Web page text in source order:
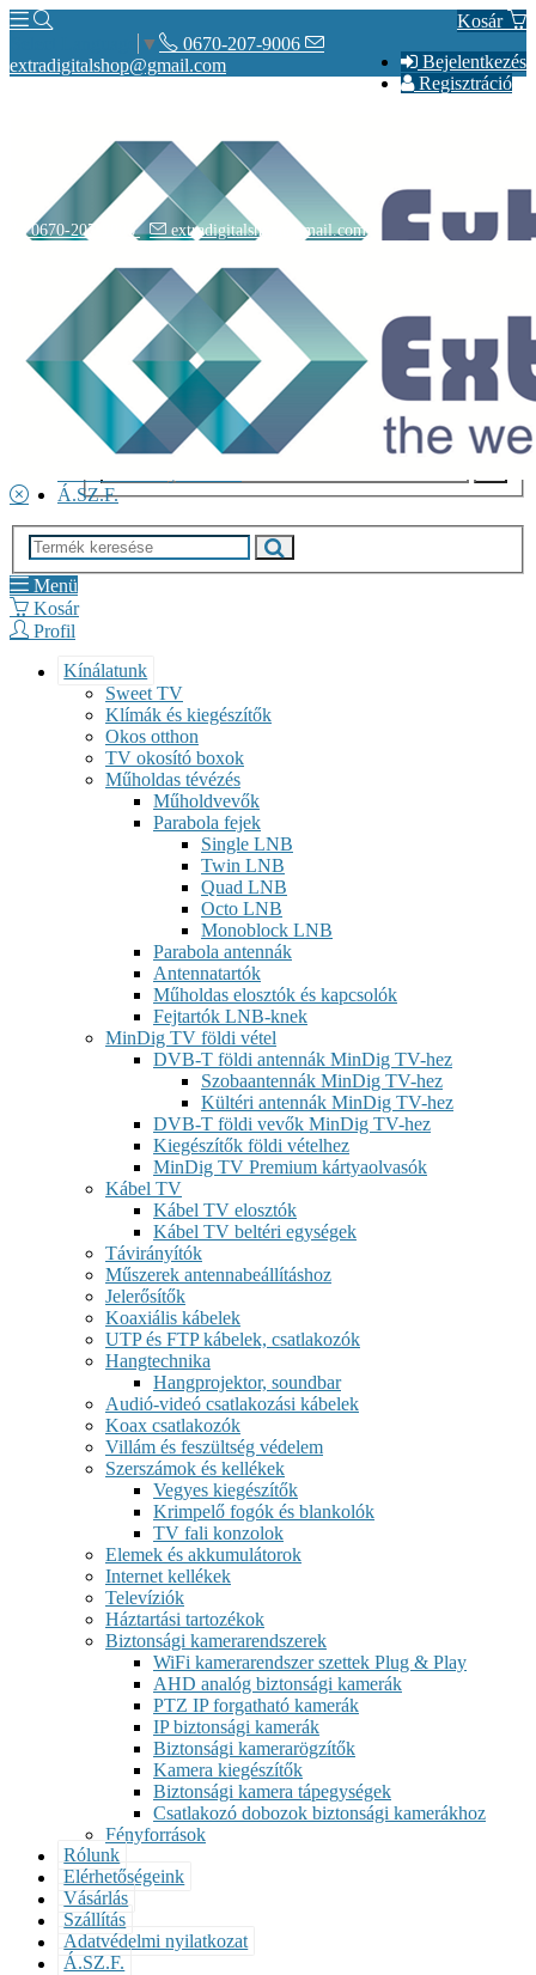
Kosár
Bejelentkezés
Regisztráció
▼
0670-207-9006
extradigitalshop@gmail.com
Rólunk
Elérhetőségeink
Vásárlás
Szállítás
Á.SZ.F.
0670-207-9006 extradigitalshop@gmail.com
Menü
Kosár
Profil
Kínálatunk
Sweet TV
Klímák és kiegészítők
Okos otthon
TV okosító boxok
Műholdas tévézés
Műholdvevők
Parabola fejek
Single LNB
Twin LNB
Quad LNB
Octo LNB
Monoblock LNB
Parabola antennák
Antennatartók
Műholdas elosztók és kapcsolók
Fejtartók LNB-knek
MinDig TV földi vétel
DVB-T földi antennák MinDig TV-hez
Szobaantennák MinDig TV-hez
Kültéri antennák MinDig TV-hez
DVB-T földi vevők MinDig TV-hez
Kiegészítők földi vételhez
MinDig TV Premium kártyaolvasók
Kábel TV
Kábel TV elosztók
Kábel TV beltéri egységek
Távirányítók
Műszerek antennabeállításhoz
Jelerősítők
Koaxiális kábelek
UTP és FTP kábelek, csatlakozók
Hangtechnika
Hangprojektor, soundbar
Audió-videó csatlakozási kábelek
Koax csatlakozók
Villám és feszültség védelem
Szerszámok és kellékek
Vegyes kiegészítők
Krimpelő fogók és blankolók
TV fali konzolok
Elemek és akkumulátorok
Internet kellékek
Televíziók
Háztartási tartozékok
Biztonsági kamerarendszerek
WiFi kamerarendszer szettek Plug & Play
AHD analóg biztonsági kamerák
PTZ IP forgatható kamerák
IP biztonsági kamerák
Biztonsági kamerarögzítők
Kamera kiegészítők
Biztonsági kamera tápegységek
Csatlakozó dobozok biztonsági kamerákhoz
Fényforrások
Rólunk
Elérhetőségeink
Vásárlás
Szállítás
Adatvédelmi nyilatkozat
Á.SZ.F.